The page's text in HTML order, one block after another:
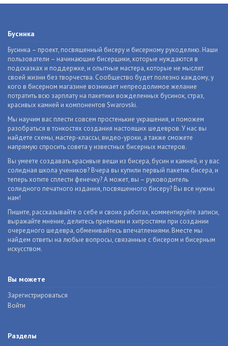
Бусинка
Бусинка – проект, посвященный бисеру и бисерному рукоделию. Наши
пользователи – начинающие бисерщики, которые нуждаются в
подсказках и поддержке, и опытные мастера, которые не мыслят
своей жизни без творчества. Сообщество будет полезно каждому, у
кого в бисерном магазине возникает непреодолимое желание
потратить всю зарплату на пакетики вожделенных бусинок, страз,
красивых камней и компонентов Swarovski.
Мы научим вас плести совсем простенькие украшения, и поможем
разобраться в тонкостях создания настоящих шедевров. У нас вы
найдете схемы, мастер-классы, видео-уроки, а также сможете
напрямую спросить совета у известных бисерных мастеров.
Вы умеете создавать красивые вещи из бисера, бусин и камней, и у вас
солидная школа учеников? Вчера вы купили первый пакетик бисера, и
теперь хотите сплести фенечку? А может, вы – руководитель
солидного печатного издания, посвященного бисеру? Вы все нужны
нам!
Пишите, рассказывайте о себе и своих работах, комментируйте записи,
выражайте мнение, делитесь приемами и хитростями при создании
очередного шедевра, обменивайтесь впечатлениями. Вместе мы
найдем ответы на любые вопросы, связанные с бисером и бисерным
искусством.
Вы можете
Зарегистрироваться
Войти
Разделы